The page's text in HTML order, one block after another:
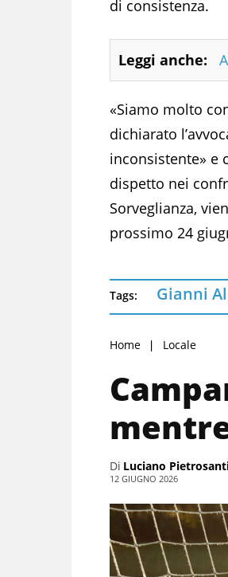
di consistenza.
Leggi anche:
«Siamo molto
dichiarato
inconsistente» e
dispetto nei
Sorveglianza,
prossimo 24
Tags: Gianni
Home Locale
Di Luciano
12 GIUGNO 2026